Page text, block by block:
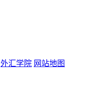
外汇学院 网站地图